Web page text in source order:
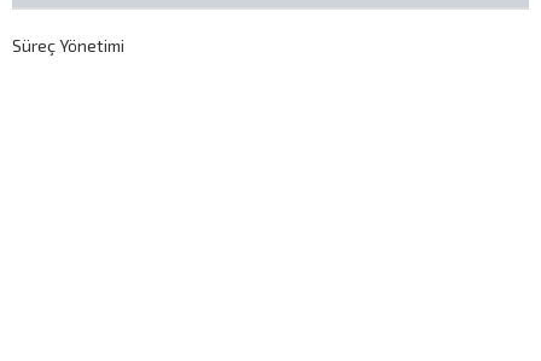
Süreç Yönetimi